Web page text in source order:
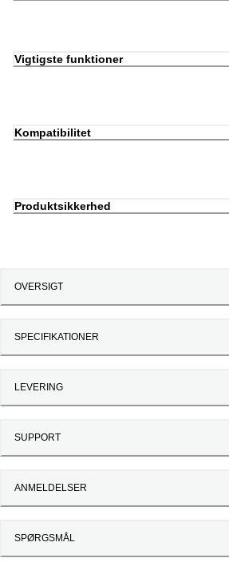
Vigtigste funktioner
Kompatibilitet
Produktsikkerhed
OVERSIGT
SPECIFIKATIONER
LEVERING
SUPPORT
ANMELDELSER
SPØRGSMÅL